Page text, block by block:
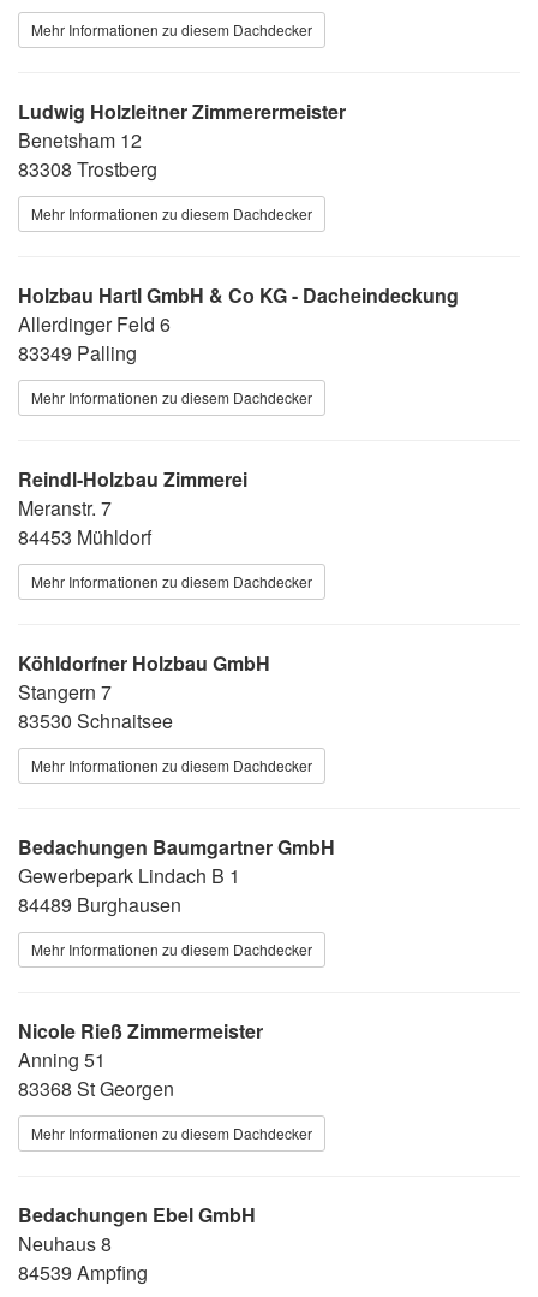
Mehr Informationen zu diesem Dachdecker
Ludwig Holzleitner Zimmerermeister
Benetsham 12
83308 Trostberg
Mehr Informationen zu diesem Dachdecker
Holzbau Hartl GmbH & Co KG - Dacheindeckung
Allerdinger Feld 6
83349 Palling
Mehr Informationen zu diesem Dachdecker
Reindl-Holzbau Zimmerei
Meranstr. 7
84453 Mühldorf
Mehr Informationen zu diesem Dachdecker
Köhldorfner Holzbau GmbH
Stangern 7
83530 Schnaitsee
Mehr Informationen zu diesem Dachdecker
Bedachungen Baumgartner GmbH
Gewerbepark Lindach B 1
84489 Burghausen
Mehr Informationen zu diesem Dachdecker
Nicole Rieß Zimmermeister
Anning 51
83368 St Georgen
Mehr Informationen zu diesem Dachdecker
Bedachungen Ebel GmbH
Neuhaus 8
84539 Ampfing